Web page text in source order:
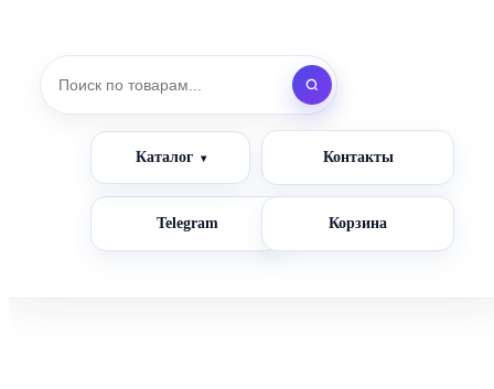
Каталог Контакты
Telegram Корзина